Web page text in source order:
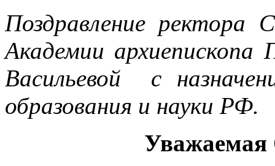
Поздравление ректора
Академии
Васильевой с
образования и науки РФ.